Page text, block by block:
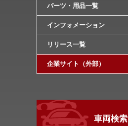
パーツ・用品一覧
インフォメーション
リリース一覧
企業サイト（外部）
車両検索